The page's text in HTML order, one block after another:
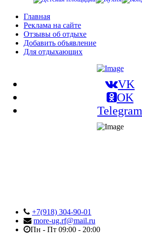
Главная
Реклама на сайте
Отзывы об отдыхе
Добавить объявление
Для отдыхающих
VK
OK
Telegram
+7(918) 304-90-01
more-ug.rf@mail.ru
Пн - Пт 09:00 - 20:00